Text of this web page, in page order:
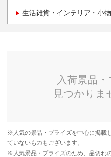
生活雑貨・インテリア・小物